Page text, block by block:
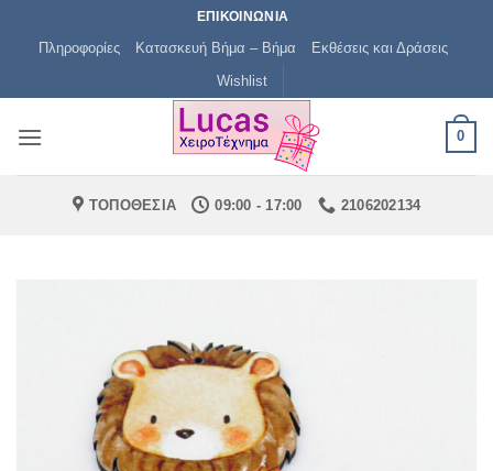
ΕΠΙΚΟΙΝΩΝΙΑ
Πληροφορίες Κατασκευή Βήμα – Βήμα
Εκθέσεις και Δράσεις
Wishlist
0
ΤΟΠΟΘΕΣΙΑ 09:00 - 17:00 2106202134